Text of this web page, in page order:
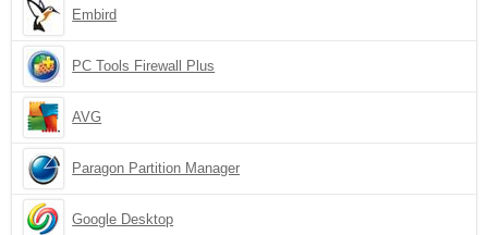
Embird
PC Tools Firewall Plus
AVG
Paragon Partition Manager
Google Desktop